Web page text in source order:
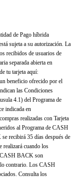
de Pago híbrida
sujeta a su autorización. La
recibidos de usuarios de
separada abierta en
tu tarjeta aquí:
beneficio ofrecido por el
las Condiciones
4.1) del Programa de
indicada en
realizadas con Tarjeta
al Programa de CASH
recibirá 35 días después de
realizará cuando los
CASH BACK son
lo contrario. Los CASH
Consulta los